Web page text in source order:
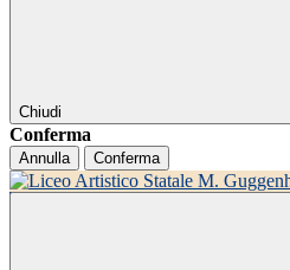
Chiudi
Conferma
Annulla Conferma